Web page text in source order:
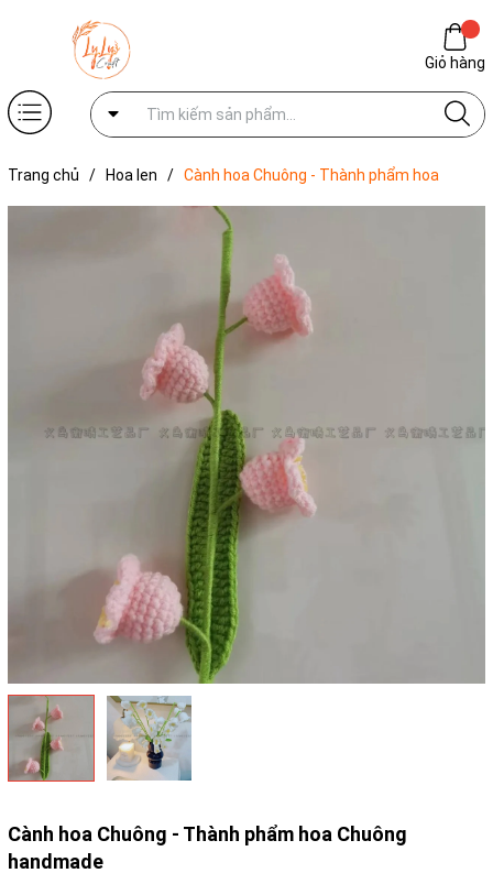
Giỏ hàng
Trang chủ / Hoa len / Cành hoa Chuông - Thành phẩm hoa
Cành hoa Chuông - Thành phẩm hoa Chuông
handmade